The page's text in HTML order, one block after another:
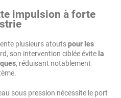
impulsion à forte
plusieurs atoutspour les
son intervention ciblée évite la
, réduisant notablement
sous pression nécessite le port